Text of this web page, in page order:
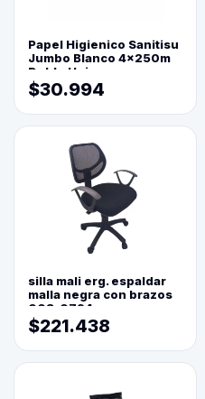
Papel Higienico Sanitisu
Jumbo Blanco 4x250m
Doble Hoja
$30.994
silla mali erg. espaldar
malla negra con brazos
003-0794
$221.438